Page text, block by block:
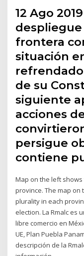
12 Ago
frontera
situación
de su
siguiente
acciones
persigue
contiene
Map on the left
province. The map on
plurality in each
election. La Rmalc es
libre comercio en
UE, Plan Puebla
descripción de la